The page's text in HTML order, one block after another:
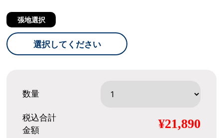
張地選択
選択してください
数量
税込合計
金額
¥21,890